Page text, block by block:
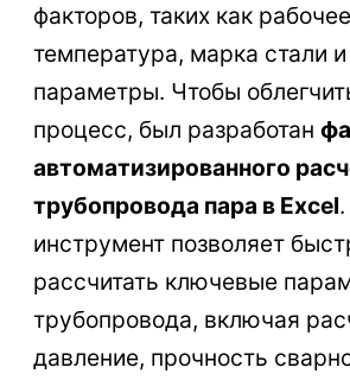
факторов, таких как
температура, марка стали
параметры. Чтобы
процесс, был разработан
автоматизированного
трубопровода пара в Excel
инструмент позволяет
рассчитать ключевые
трубопровода, включая
давление, прочность